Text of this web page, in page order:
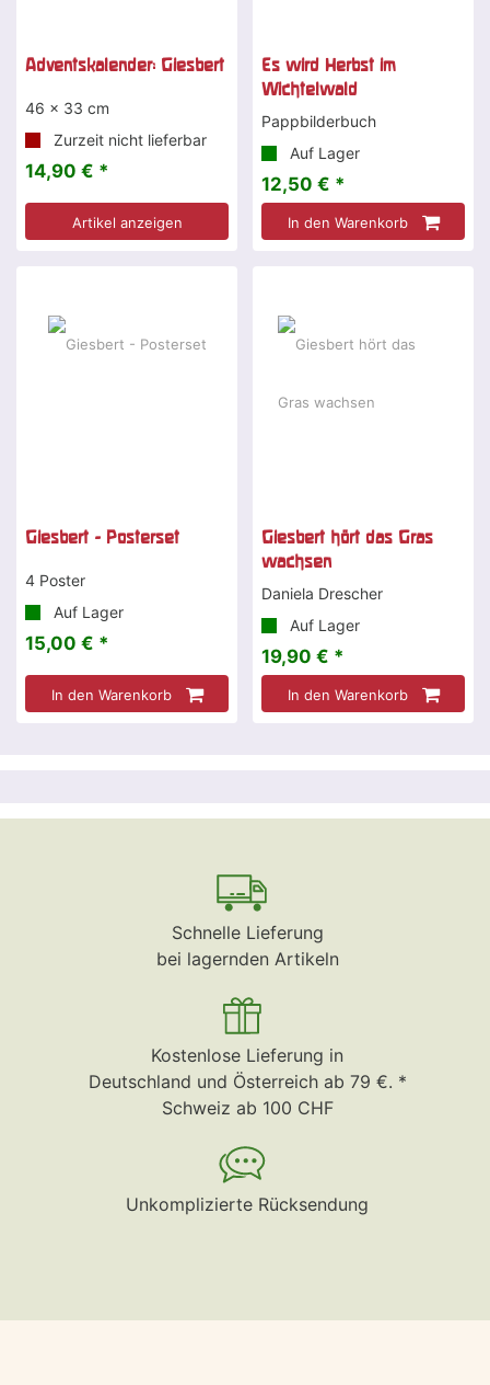
Adventskalender: Giesbert
46 x 33 cm
Zurzeit nicht lieferbar
14,90 € *
Artikel anzeigen
Es wird Herbst im
Wichtelwald
Pappbilderbuch
Auf Lager
12,50 € *
In den Warenkorb
Giesbert - Posterset
4 Poster
Auf Lager
15,00 € *
In den Warenkorb
Giesbert hört das Gras
wachsen
Daniela Drescher
Auf Lager
19,90 € *
In den Warenkorb
Schnelle Lieferung
bei lagernden Artikeln
Kostenlose Lieferung in
Deutschland und Österreich ab 79 €. *
Schweiz ab 100 CHF
Unkomplizierte Rücksendung